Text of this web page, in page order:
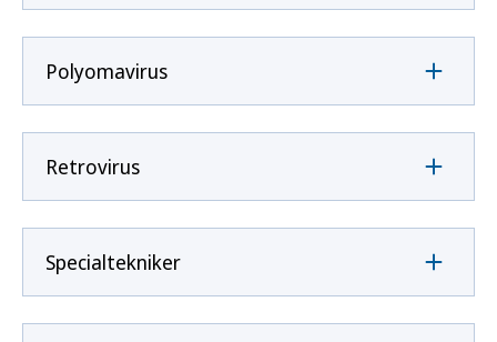
Polyomavirus
Retrovirus
Specialtekniker